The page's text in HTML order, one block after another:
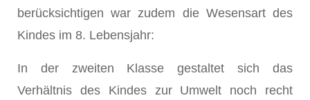
berücksichtigen war zudem die Wesensart des
Kindes im 8. Lebensjahr:
In der zweiten Klasse gestaltet sich das
Verhältnis des Kindes zur Umwelt noch recht